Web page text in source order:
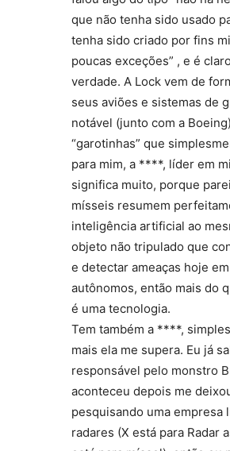
que não tenha sido usado
tenha sido criado por fins
poucas exceções” , e é
verdade. A Lock vem de
seus aviões e sistemas de
notável (junto com a
“garotinhas” que
para mim, a ****, líder em
significa muito, porque
mísseis resumem
inteligência artificial ao
objeto não tripulado que
e detectar ameaças hoje em
autônomos, então mais do
é uma tecnologia.
Tem também a ****,
mais ela me supera. Eu já
responsável pelo monstro
aconteceu depois me
pesquisando uma empresa
radares (X está para Radar